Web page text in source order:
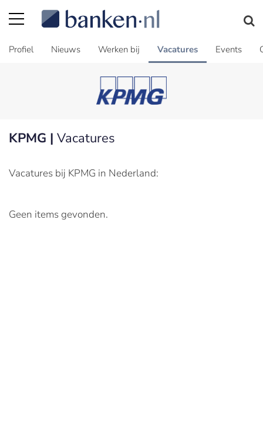
Profiel Nieuws Werken bij Vacatures Events
KPMG | Vacatures
Vacatures bij KPMG in Nederland:
Geen items gevonden.